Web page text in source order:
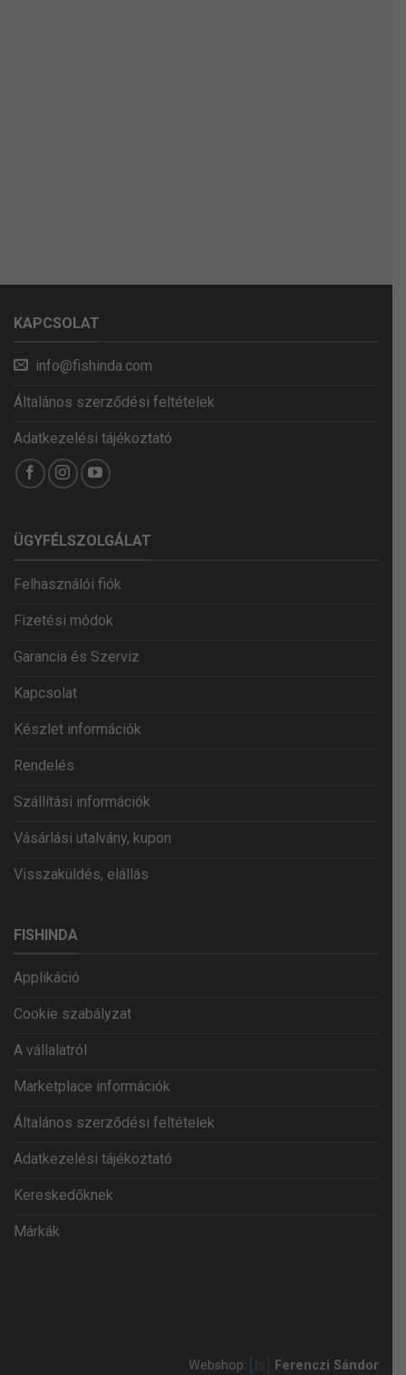
KAPCSOLAT
info@fishinda.com
Általános szerződési feltételek
Adatkezelési tájékoztató
ÜGYFÉLSZOLGÁLAT
Felhasználói fiók
Fizetési módok
Garancia és Szerviz
Kapcsolat
Készlet információk
Rendelés
Szállítási információk
Vásárlási utalvány, kupon
Visszaküldés, elállás
FISHINDA
Applikáció
Cookie szabályzat
A vállalatról
Marketplace információk
Általános szerződési feltételek
Adatkezelési tájékoztató
Kereskedőknek
Márkák
Webshop: Ferenczi Sándor